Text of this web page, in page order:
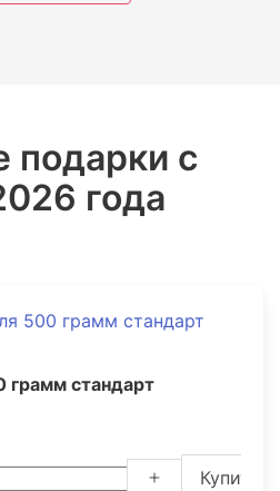
подарки с
года
грамм стандарт
Купить